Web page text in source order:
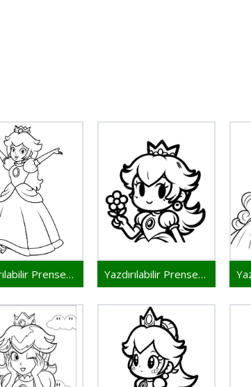
Yazdırılabilir Prenses Peach Yazdırılabilir Prenses Peach Resmi